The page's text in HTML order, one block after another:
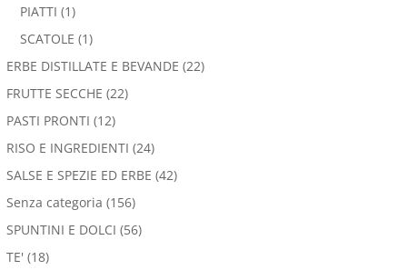
PIATTI (1)
SCATOLE (1)
ERBE DISTILLATE E BEVANDE (22)
FRUTTE SECCHE (22)
PASTI PRONTI (12)
RISO E INGREDIENTI (24)
SALSE E SPEZIE ED ERBE (42)
Senza categoria (156)
SPUNTINI E DOLCI (56)
TE' (18)